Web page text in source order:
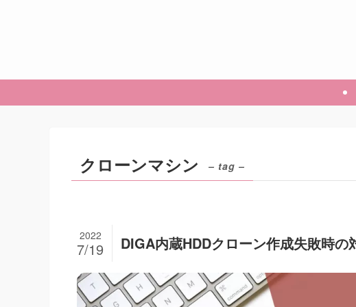
クローンマシン – tag –
DIGA内蔵HDDクローン作成失敗時
2022
7/19